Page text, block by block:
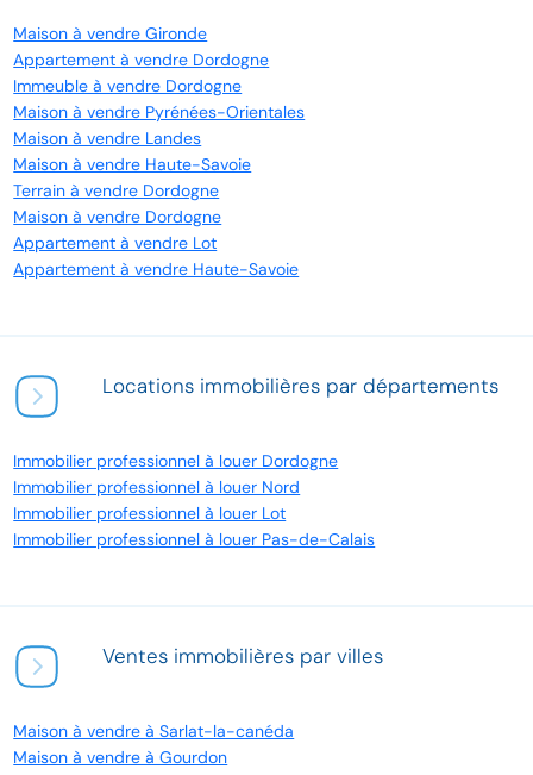
Maison à vendre Gironde
Appartement à vendre Dordogne
Immeuble à vendre Dordogne
Maison à vendre Pyrénées-Orientales
Maison à vendre Landes
Maison à vendre Haute-Savoie
Terrain à vendre Dordogne
Maison à vendre Dordogne
Appartement à vendre Lot
Appartement à vendre Haute-Savoie
Locations immobilières par départements
Immobilier professionnel à louer Dordogne
Immobilier professionnel à louer Nord
Immobilier professionnel à louer Lot
Immobilier professionnel à louer Pas-de-Calais
Ventes immobilières par villes
Maison à vendre à Sarlat-la-canéda
Maison à vendre à Gourdon